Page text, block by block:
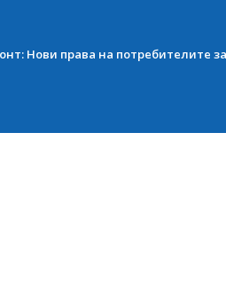
Нови права на потребителите